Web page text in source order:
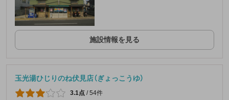
施設情報を見る
玉光湯ひじりのね伏見店（ぎょっこうゆ）
3.1点 /54件